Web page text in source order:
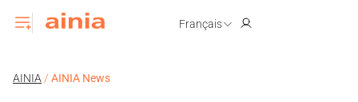
Français
AINIA / AINIA News